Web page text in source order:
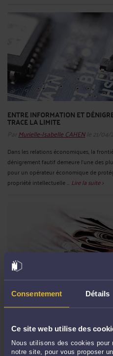
Consentement Détails
Ce site web utilise des
Nous utilisons des cookies pour
notre site, pour vous proposer
ENTRE INFORMATION ET
TRACE LA LIMITE
Par Murielle-Isabelle CAHENle 21/04/
Dans les relations économiques, la
dénigrement fautif demeure l’une des
pour un opérateur économique de
propriété intellectuelle ... Lire la suite >
DROIT À L’OUBLI VERSUS
JUDICIAIRE DE PARIS ORDONNE
RÉHABILITÉE
Par Murielle-Isabelle CAHEN le 21/04/